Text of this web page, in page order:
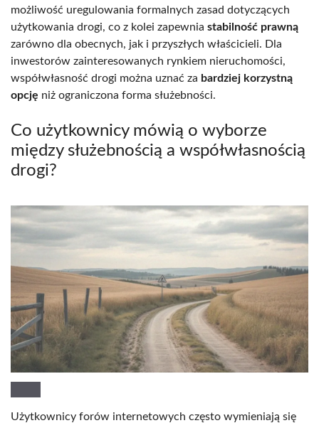
możliwość uregulowania formalnych zasad dotyczących
użytkowania drogi, co z kolei zapewnia stabilność prawną
zarówno dla obecnych, jak i przyszłych właścicieli. Dla
inwestorów zainteresowanych rynkiem nieruchomości,
współwłasność drogi można uznać za bardziej korzystną
opcję niż ograniczona forma służebności.
Co użytkownicy mówią o wyborze
między służebnością a współwłasnością
drogi?
Użytkownicy forów internetowych często wymieniają się